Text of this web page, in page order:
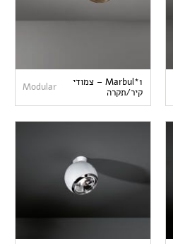
Marbul*1 – צמודי
קיר/תקרה
Modular